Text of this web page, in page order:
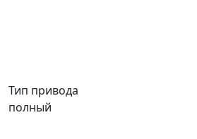
Тип привода
полный